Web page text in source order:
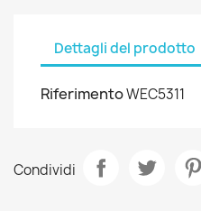
Dettagli del prodotto
RiferimentoWEC5311
Condividi